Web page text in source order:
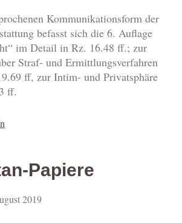
Kommunikationsform der
befasst sich die 6. Auflage
im Detail in Rz. 16.48 ff.; zur
Straf- und Ermittlungsverfahren
ff, zur Intim- und Privatsphäre
ff.
Papiere
2019